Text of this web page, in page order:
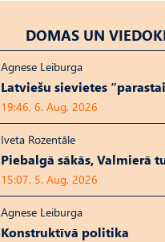
DOMAS UN
Agnese Leiburga
Latviešu sievietes
19:46, 6. Aug, 2026
Iveta Rozentāle
Piebalgā sākās, Valmierā
15:07, 5. Aug, 2026
Agnese Leiburga
Konstruktīvā politika